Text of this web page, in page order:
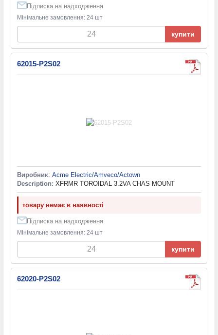
Підписка на надходження
Мінімальне замовлення: 24 шт
купити
62015-P2S02
Виробник: Acme Electric/Amveco/Actown
Description: XFRMR TOROIDAL 3.2VA CHAS MOUNT
товару немає в наявності
Підписка на надходження
Мінімальне замовлення: 24 шт
купити
62020-P2S02